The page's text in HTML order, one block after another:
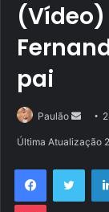
(Vídeo)
pai
Paulão
mail
Última Atualização
Facebook
Pocket